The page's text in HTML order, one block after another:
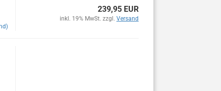
239,95 EUR
inkl. 19% MwSt. zzgl. Versand